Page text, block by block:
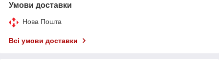
Умови доставки
Нова Пошта
Всі умови доставки